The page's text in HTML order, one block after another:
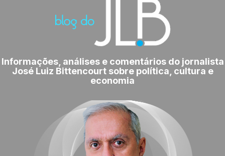
Informações, análises e comentários do jornalista
José Luiz Bittencourt sobre política, cultura e
economia